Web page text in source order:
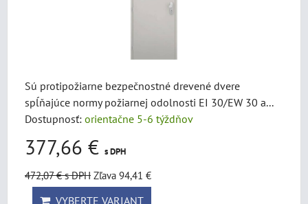
Sú protipožiarne bezpečnostné drevené dvere
spĺňajúce normy požiarnej odolnosti EI 30/EW 30 a...
Dostupnosť: orientačne 5-6 týždňov
377,66 € s DPH
472,07 €s DPH Zľava 94,41 €
VYBERTE VARIANT